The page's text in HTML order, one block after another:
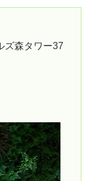
ズ森タワー37